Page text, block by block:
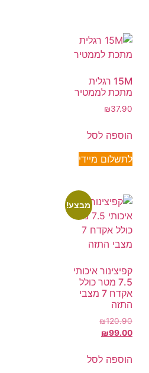
15M רגלית
מתכת לממטיר
₪37.90
הוספה לסל
לתשלום מיידי
מבצע!
קפיצינור איכותי
7.5 מטר כולל
אקדח 7 מצבי
התזה
₪120.90
₪99.00
הוספה לסל